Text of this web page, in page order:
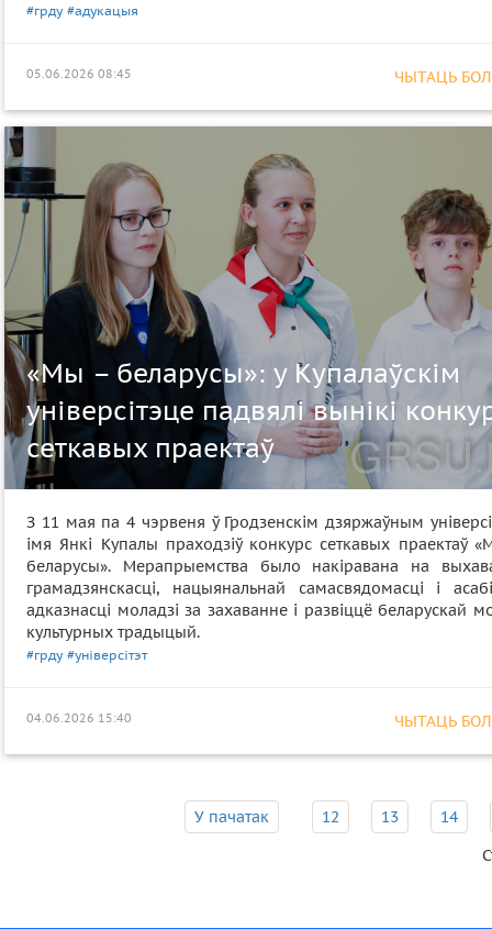
#грду #адукацыя
ЧЫТАЦЬ
05.06.2026 08:45
«Мы – беларусы»: у Купалаўскім
універсітэце падвялі вынікі
сеткавых праектаў
З 11 мая па 4 чэрвеня ў Гродзенскім дзяржаўным
імя Янкі Купалы праходзіў конкурс сеткавых праектаў
беларусы». Мерапрыемства было накіравана на
грамадзянскасці, нацыянальнай самасвядомасці і
адказнасці моладзі за захаванне і развіццё беларускай
культурных традыцый.
#грду #універсітэт
ЧЫТАЦЬ
04.06.2026 15:40
У пачатак 12 13
14